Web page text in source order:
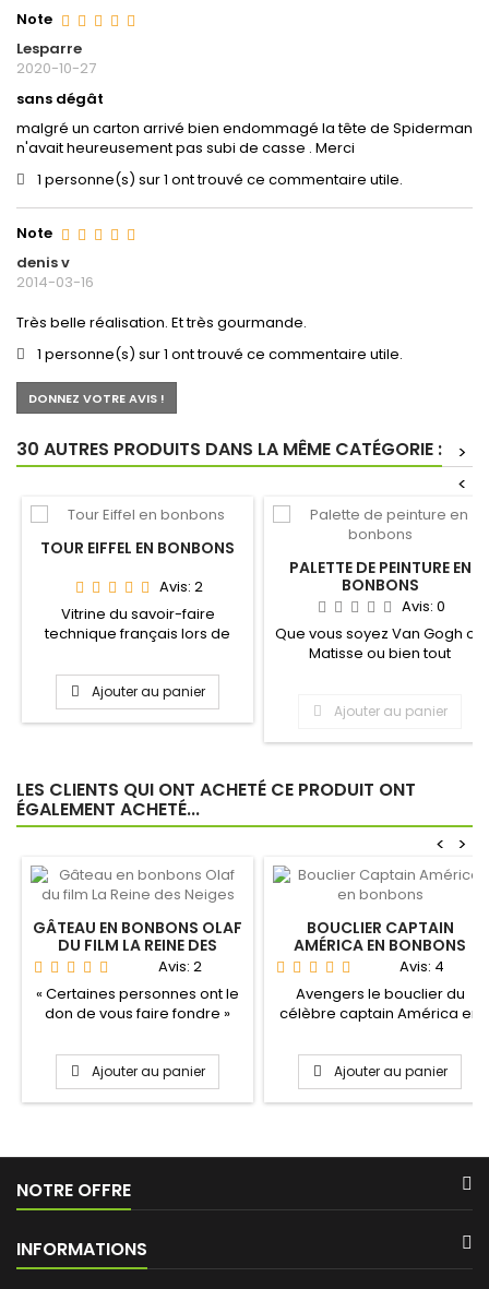
Note
Lesparre
2020-10-27
sans dégât
malgré un carton arrivé bien endommagé la tête de Spiderman
n'avait heureusement pas subi de casse . Merci
1 personne(s) sur 1 ont trouvé ce commentaire utile.
Note
denis v
2014-03-16
Très belle réalisation. Et très gourmande.
1 personne(s) sur 1 ont trouvé ce commentaire utile.
DONNEZ VOTRE AVIS !
30 AUTRES PRODUITS DANS LA MÊME CATÉGORIE :
>
<
TOUR EIFFEL EN BONBONS
Avis: 2
Vitrine du savoir-faire
technique français lors de
Ajouter au panier
PALETTE DE PEINTURE EN
BONBONS
Avis: 0
Que vous soyez Van Gogh ou
Matisse ou bien tout
Ajouter au panier
LES CLIENTS QUI ONT ACHETÉ CE PRODUIT ONT
ÉGALEMENT ACHETÉ...
>
<
GÂTEAU EN BONBONS OLAF
DU FILM LA REINE DES
NEIGESAvis: 2
« Certaines personnes ont le
don de vous faire fondre »
Ajouter au panier
BOUCLIER CAPTAIN
AMÉRICA EN BONBONS
Avis: 4
Avengers le bouclier du
célèbre captain América en
de...
Ajouter au panier
NOTRE OFFRE
INFORMATIONS